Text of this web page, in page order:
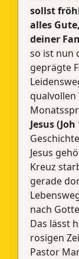
sollst
alles
deiner
so ist nun
geprägte
qualvollen
Jesus (Joh
Jesus
Kreuz
gerade
nach
Das lässt
rosigen
Pastor